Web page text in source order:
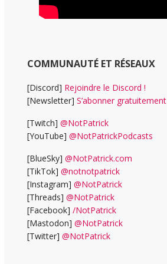
COMMUNAUTÉ ET RÉSEAUX
[Discord] Rejoindre le Discord !
[Newsletter] S’abonner gratuitement
[Twitch] @NotPatrick
[YouTube] @NotPatrickPodcasts
[BlueSky] @NotPatrick.com
[TikTok] @notnotpatrick
[Instagram] @NotPatrick
[Threads] @NotPatrick
[Facebook] /NotPatrick
[Mastodon] @NotPatrick
[Twitter] @NotPatrick